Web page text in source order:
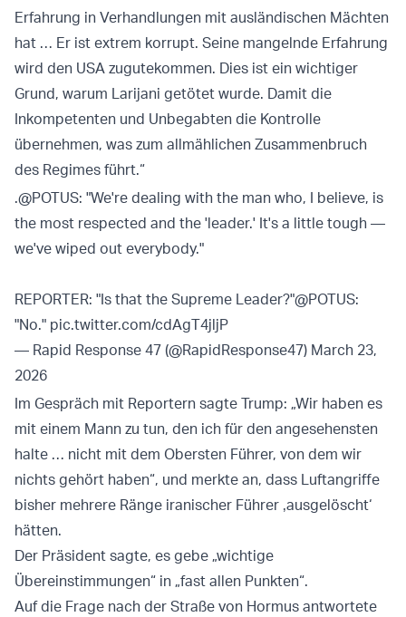
Erfahrung in Verhandlungen mit ausländischen Mächten
hat … Er ist extrem korrupt. Seine mangelnde Erfahrung
wird den USA zugutekommen. Dies ist ein wichtiger
Grund, warum Larijani getötet wurde. Damit die
Inkompetenten und Unbegabten die Kontrolle
übernehmen, was zum allmählichen Zusammenbruch
des Regimes führt.“
.@POTUS: "We're dealing with the man who, I believe, is
the most respected and the 'leader.' It's a little tough —
we've wiped out everybody."
REPORTER: "Is that the Supreme Leader?"@POTUS:
"No." pic.twitter.com/cdAgT4jljP
— Rapid Response 47 (@RapidResponse47) March 23,
2026
Im Gespräch mit Reportern sagte Trump: „Wir haben es
mit einem Mann zu tun, den ich für den angesehensten
halte … nicht mit dem Obersten Führer, von dem wir
nichts gehört haben“, und merkte an, dass Luftangriffe
bisher mehrere Ränge iranischer Führer ‚ausgelöscht‘
hätten.
Der Präsident sagte, es gebe „wichtige
Übereinstimmungen“ in „fast allen Punkten“.
Auf die Frage nach der Straße von Hormus antwortete